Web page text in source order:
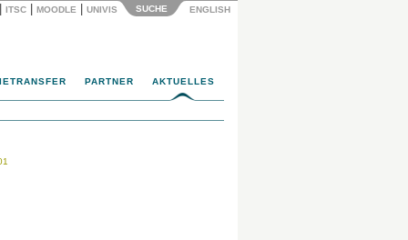
ITSC MOODLE UNIVIS SUCHE ENGLISH
PARTNER AKTUELLES